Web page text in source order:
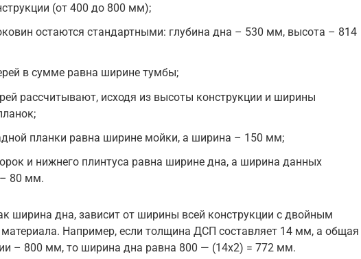
(от 400 до 800 мм);
остаются стандартными: глубина дна – 530 мм, высота – 814
в сумме равна ширине тумбы;
рассчитывают, исходя из высоты конструкции и ширины
планки равна ширине мойки, а ширина – 150 мм;
и нижнего плинтуса равна ширине дна, а ширина данных
80 мм.
ширина дна, зависит от ширины всей конструкции с двойным
Например, если толщина ДСП составляет 14 мм, а общая
– 800 мм, то ширина дна равна 800 — (14х2) = 772 мм.